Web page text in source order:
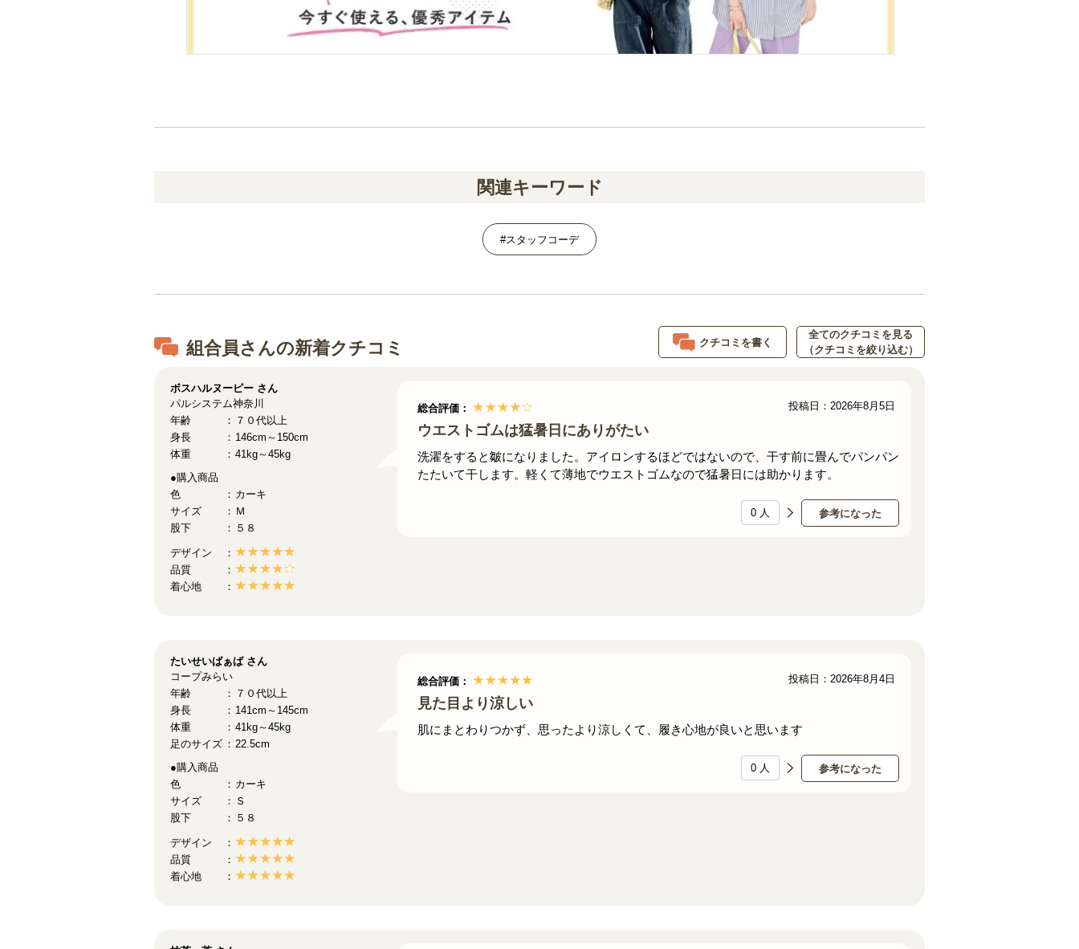
関連キーワード
#スタッフコーデ
組合員さんの新着クチコミ クチコミを書く
全てのクチコミを見る
（クチコミを絞り込む）
総合評価：
ウエストゴムは猛暑日にありがたい
洗濯をすると皺になりました。アイロンするほどではないので、干す前に畳んでパンパン
たたいて干します。軽くて薄地でウエストゴムなので猛暑日には助かります。
参考になった
0 人
投稿日：2026年8月5日
ボスハルヌーピー さん
パルシステム神奈川
年齢
７０代以上
身長
146cm～150cm
体重
41kg～45kg
●購入商品
色
カーキ
サイズ
Ｍ
股下
５８
デザイン
品質
着心地
総合評価：
見た目より涼しい
肌にまとわりつかず、思ったより涼しくて、履き心地が良いと思います
参考になった
0 人
投稿日：2026年8月4日
たいせいばぁばさん
コープみらい
年齢
７０代以上
身長
141cm～145cm
体重
41kg～45kg
足のサイズ
22.5cm
●購入商品
色
カーキ
サイズ
Ｓ
股下
５８
デザイン
品質
着心地